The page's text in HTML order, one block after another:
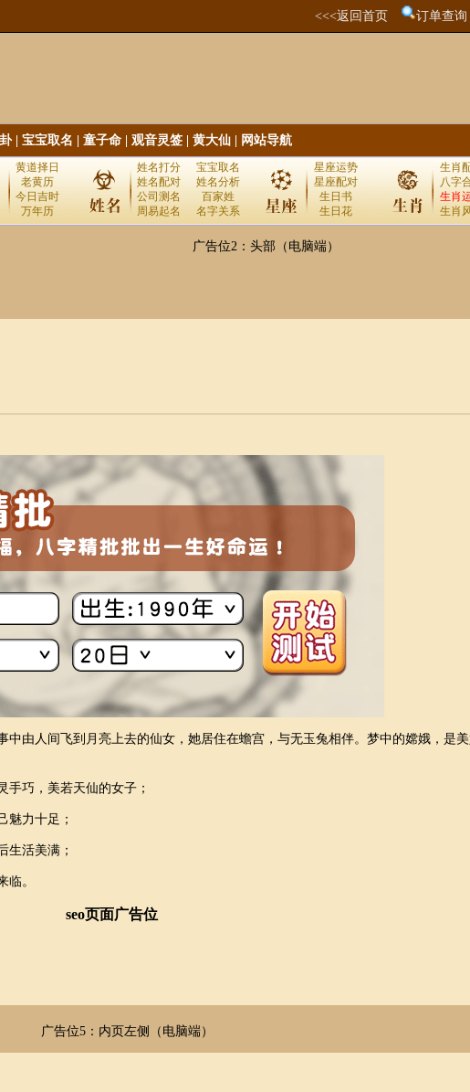
<<<返回首页 订单查询
| 宝宝取名 童子命 观音灵签 黄大仙 网站导航
黄道择日
老黄历
今日吉时
万年历
姓名打分
宝宝取名
姓名配对
姓名分析
公司测名
百家姓
周易起名
名字关系
星座运势
星座配对
生日书
生日花
生肖
八字
生肖
生肖
广告位2：头部（电脑端）
中由人间飞到月亮上去的仙女，她居住在蟾宫，与无玉兔相伴。梦中的嫦娥，是
手巧，美若天仙的女子；
魅力十足；
生活美满；
临。
seo页面广告位
广告位5：内页左侧（电脑端）